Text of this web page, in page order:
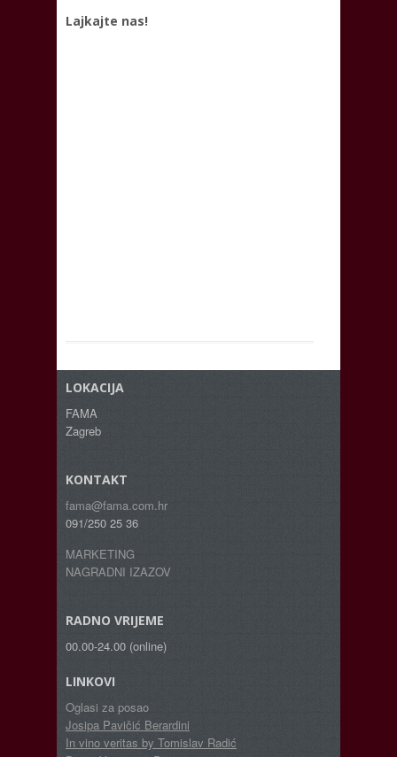
Lajkajte nas!
LOKACIJA
FAMA
Zagreb
KONTAKT
fama@fama.com.hr
091/250 25 36
MARKETING
NAGRADNI IZAZOV
RADNO VRIJEME
00.00-24.00 (online)
LINKOVI
Oglasi za posao
Josipa Pavičić Berardini
In vino veritas by Tomislav Radić